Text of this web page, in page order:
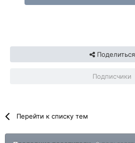
Поделиться
Подписчики
Перейти к списку тем